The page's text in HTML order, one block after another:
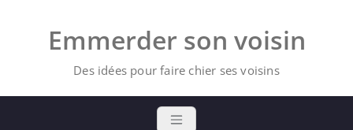
Emmerder son voisin
Des idées pour faire chier ses voisins